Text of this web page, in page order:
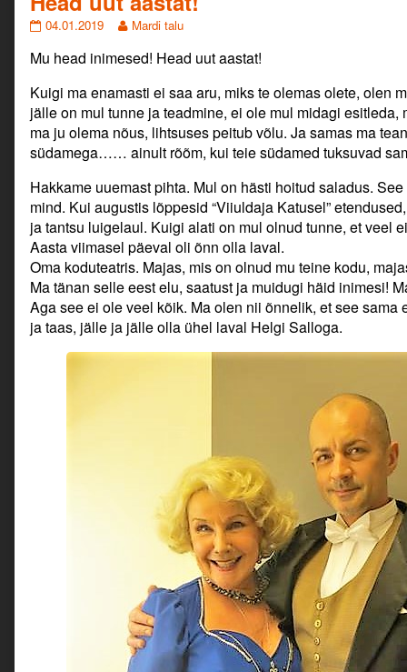
mis
ihkab…
Head
aastat!
on
04.01.2019
Read
posts
the
author
of
Head
uut
Mardi talu
Mu head inimesed! Head uut aastat!
Kuigi ma enamasti ei saa aru, miks te olemas olete, olen
jälle on mul tunne ja teadmine, ei ole mul midagi
ma ju olema nõus, lihtsuses peitub võlu. Ja samas ma
südamega…… ainult rõõm, kui teie südamed tuksuvad
Hakkame uuemast pihta. Mul on hästi hoitud saladus.
mind. Kui augustis lõppesid “Viiuldaja Katusel”
ja tantsu luigelaul. Kuigi alati on mul olnud tunne, et veel
Aasta viimasel päeval oli õnn olla laval.
Oma koduteatris. Majas, mis on olnud mu teine kodu,
Ma tänan selle eest elu, saatust ja muidugi häid inimesi!
Aga see ei ole veel kõik. Ma olen nii õnnelik, et see sama
ja taas, jälle ja jälle olla ühel laval Helgi Salloga.